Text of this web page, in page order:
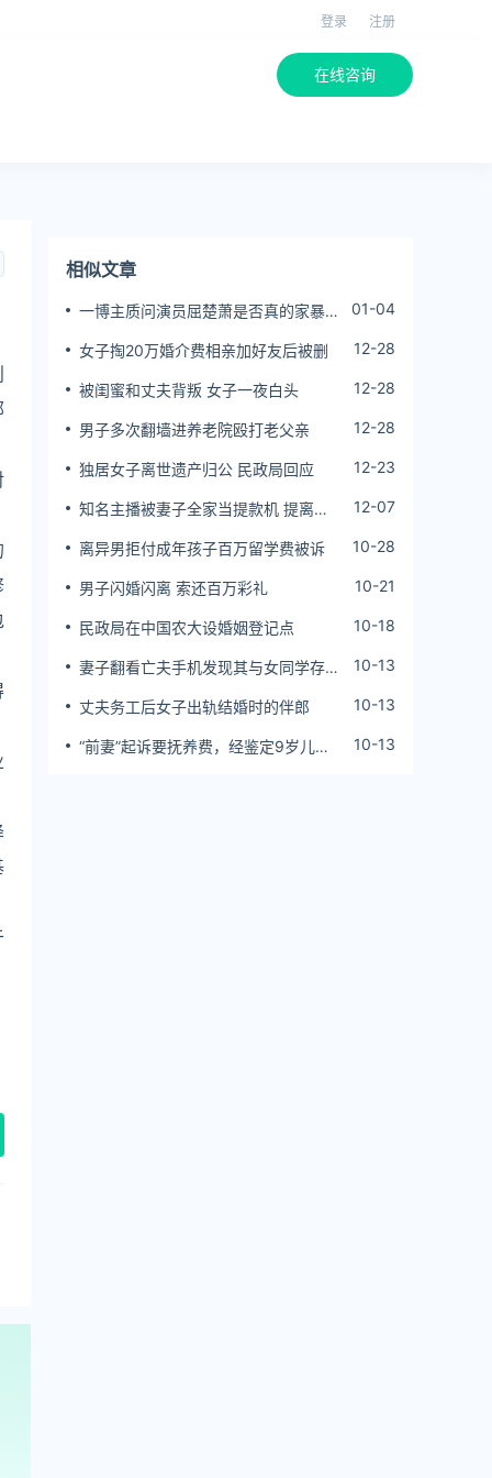
登录 注册
在线咨询
相似文章
一博主质问演员屈楚萧是否真的家暴,
01-04
女子掏20万婚介费相亲加好友后被删 12-28
被闺蜜和丈夫背叛 女子一夜白头 12-28
男子多次翻墙进养老院殴打老父亲 12-28
独居女子离世遗产归公 民政局回应 12-23
知名主播被妻子全家当提款机 提离婚
12-07
离异男拒付成年孩子百万留学费被诉 10-28
男子闪婚闪离 索还百万彩礼 10-21
民政局在中国农大设婚姻登记点 10-18
妻子翻看亡夫手机发现其与女同学存婚
10-13
丈夫务工后女子出轨结婚时的伴郎 10-13
“前妻”起诉要抚养费，经鉴定9岁儿子
10-13